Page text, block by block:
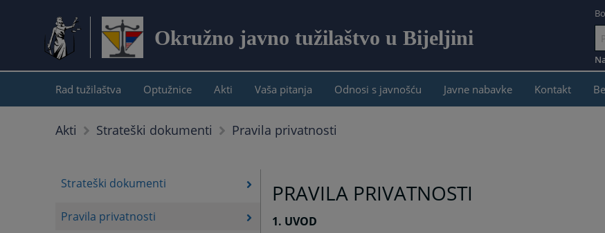
Okružno javno tužilaštvo u Bijeljini
sadržaj
Rad tužilaštva Optužnice Akti Vaša pitanja Odnosi s javnošću Javne nabavke Kontakt
Akti Strateški dokumenti Pravila privatnosti
Strateški dokumenti
Pravila privatnosti
PRAVILA PRIVATNOSTI
1. UVOD